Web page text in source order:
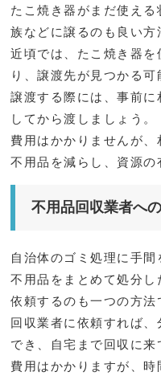
たこ焼き器がまだ使え
族などに譲るのも良い方
近頃では、たこ焼き器
り、譲渡先が見つかる可
譲渡する際には、事前
してから渡しましょう。
費用はかかりませんが、
不用品を減らし、資源の
不用品回収業者へ
自治体のゴミ処理に手
不用品をまとめて処分
依頼するのも一つの方法
回収業者に依頼すれば
でき、自宅まで回収に来
費用はかかりますが、